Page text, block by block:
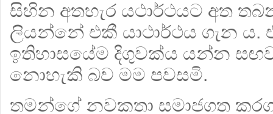
සිහින අතහැර යථාර්ථයට අත
ලියන්නේ එකී යාථාර්ථය ගැන
ඉතිහාසයේම දිගුවක්ය යන්න
නොහැකි බව මම පවසමි.
තමන්ගේ නවකතා සමාජගත